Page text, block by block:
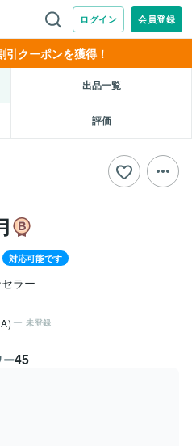
クーポンを獲得！
出品一覧
評価
対応可能です
ラー
未登録
ー45